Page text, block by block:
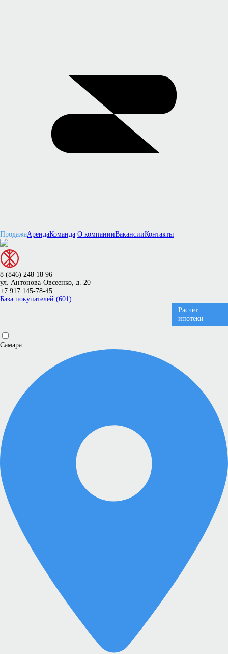
ПродажаАрендаКоманда О компанииВакансииКонтакты
8 (846) 248 18 96
ул. Антонова-Овсеенко, д. 20
+7 917 145-78-45
База покупателей (601)
Расчёт
ипотеки
Самара